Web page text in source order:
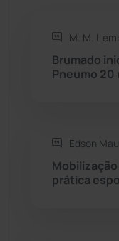
Rio do Antônio
Rio do Pires
Seabra
Sebastião
M. M. L em:
Brumado
Pneumo 20
Edson
prática